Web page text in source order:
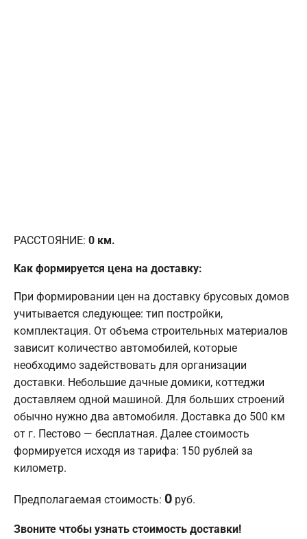
РАССТОЯНИЕ: 0 км.
Как формируется цена на доставку:
При формировании цен на доставку брусовых домов
учитывается следующее: тип постройки,
комплектация. От объема строительных материалов
зависит количество автомобилей, которые
необходимо задействовать для организации
доставки. Небольшие дачные домики, коттеджи
доставляем одной машиной. Для больших строений
обычно нужно два автомобиля. Доставка до 500 км
от г. Пестово — бесплатная. Далее стоимость
формируется исходя из тарифа: 150 рублей за
километр.
Предполагаемая стоимость: 0 руб.
Звоните чтобы узнать стоимость доставки!